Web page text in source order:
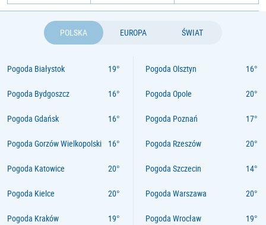
POLSKA EUROPA ŚWIAT
Pogoda Białystok
Pogoda Bydgoszcz
Pogoda Gdańsk
Pogoda Gorzów Wielkopolski
Pogoda Katowice
Pogoda Kielce
Pogoda Kraków
Pogoda Olsztyn
Pogoda Opole
Pogoda Poznań
Pogoda Rzeszów
Pogoda Szczecin
Pogoda Warszawa
Pogoda Wrocław